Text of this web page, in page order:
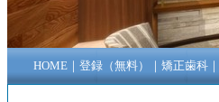
HOME｜ 登録（無料） ｜ 矯正歯科｜